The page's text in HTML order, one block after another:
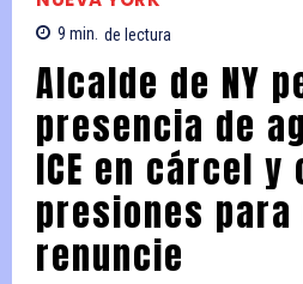
9 min. de lectura
Alcalde de NY
presencia de
ICE en cárcel
presiones para
renuncie